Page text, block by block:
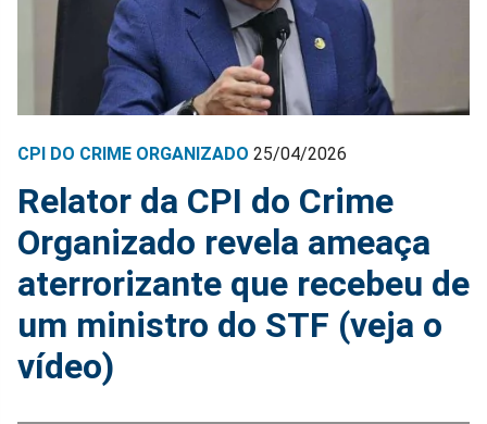
CPI DO CRIME ORGANIZADO 25/04/2026
Relator da CPI do Crime
Organizado revela ameaça
aterrorizante que recebeu de
um ministro do STF (veja o
vídeo)